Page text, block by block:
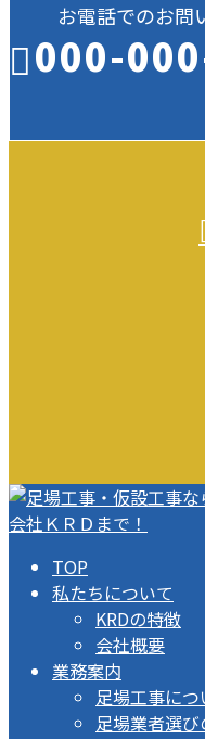
お電話でのお問
000-
TOP
私たちについて
KRDの特徴
会社概要
業務案内
足場工事につ
足場業者選